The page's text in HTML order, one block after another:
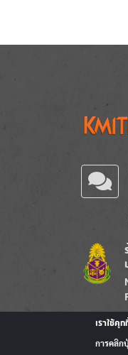
Image
Image
เราใช้คุ
การคลิก